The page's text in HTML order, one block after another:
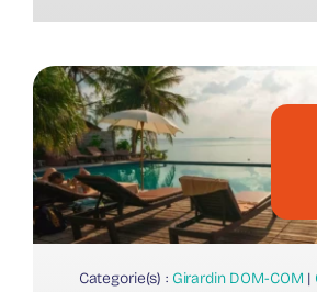
Categorie(s) : Girardin DOM-COM |